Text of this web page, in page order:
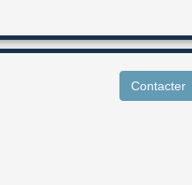
Contacter